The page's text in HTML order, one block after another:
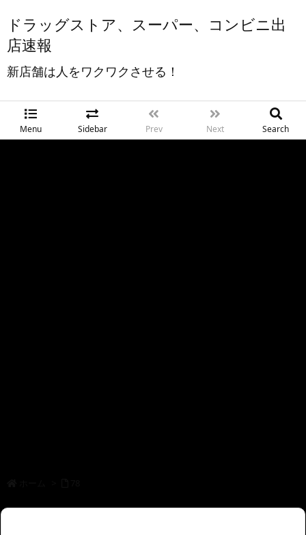
ドラッグストア、スーパー、コンビニ出
店速報
新店舗は人をワクワクさせる！
Menu Sidebar Prev Next Search